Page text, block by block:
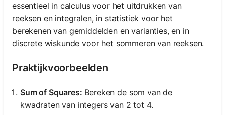
essentieel in calculus voor het uitdrukken van
reeksen en integralen, in statistiek voor het
berekenen van gemiddelden en varianties, en in
discrete wiskunde voor het sommeren van reeksen.
Praktijkvoorbeelden
Sum of Squares: Bereken de som van de
kwadraten van integers van 2 tot 4.